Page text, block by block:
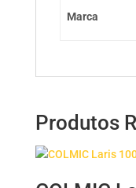
Marca
Produtos